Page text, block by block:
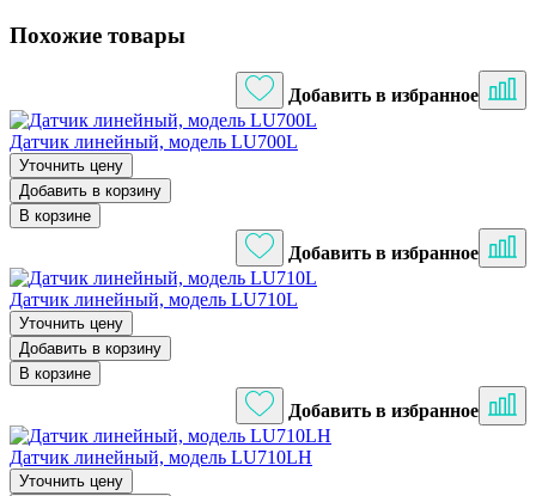
Похожие товары
Добавить в избранное
Датчик линейный, модель LU700L
Уточнить цену
Добавить в корзину
В корзине
Добавить в избранное
Датчик линейный, модель LU710L
Уточнить цену
Добавить в корзину
В корзине
Добавить в избранное
Датчик линейный, модель LU710LH
Уточнить цену